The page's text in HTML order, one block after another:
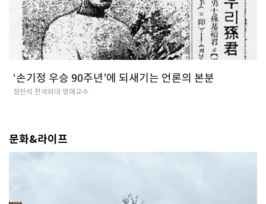
‘손기정 우승 90주년’에 되새기는 언론의 본분
정진석 한국외대 명예교수
문화&라이프